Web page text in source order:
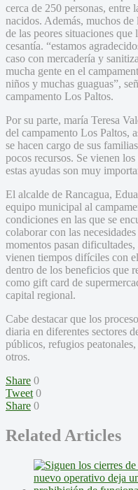
cerca de 250 personas, entre
nacidos. Además, muchos
de las peores situaciones
cesantía. “estamos
caso con mercadería y
mucha gente en el
niños y muchas guaguas”,
campamento Los Paltos.
Por su parte, maría Teresa
del campamento Los Paltos,
se hacen cargo de sus
pocos recursos. Se vienen
estas ayudas son muy
El alcalde de Rancagua,
equipo municipal al
condiciones en las que se
colaborar con las
momentos pasan
vienen tiempos difíciles con
dentro de los beneficios que
como gift card de
capital regional.
Cabe destacar que los
diaria en diferentes sectores
públicos, refugios
otros.
Share 0
Tweet 0
Share 0
Related Articles